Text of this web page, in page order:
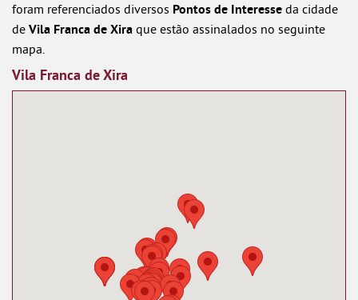
foram referenciados diversos Pontos de Interesse da cidade
de Vila Franca de Xira que estão assinalados no seguinte
mapa.
Vila Franca de Xira